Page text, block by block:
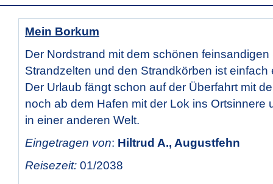
Mein Borkum
Der Nordstrand mit dem schönen feinsandigen
Strandzelten und den Strandkörben ist einfach
Der Urlaub fängt schon auf der Überfahrt mit
noch ab dem Hafen mit der Lok ins Ortsinnere
in einer anderen Welt.
Eingetragen von: Hiltrud A., Augustfehn
Reisezeit: 01/2038